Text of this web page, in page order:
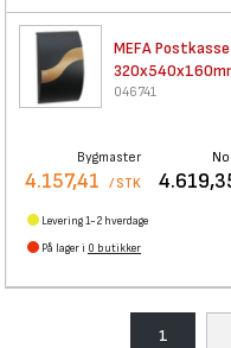
MEFA
046741
Bygmaster
4.157,41 / STK
Levering 1-2 hverdage
På lager i 0 butikker
1